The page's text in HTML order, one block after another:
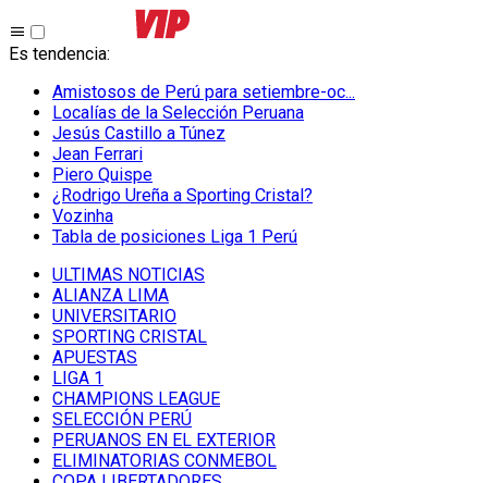
Es tendencia:
Amistosos de Perú para setiembre-oc...
Localías de la Selección Peruana
Jesús Castillo a Túnez
Jean Ferrari
Piero Quispe
¿Rodrigo Ureña a Sporting Cristal?
Vozinha
Tabla de posiciones Liga 1 Perú
ULTIMAS NOTICIAS
ALIANZA LIMA
UNIVERSITARIO
SPORTING CRISTAL
APUESTAS
LIGA 1
CHAMPIONS LEAGUE
SELECCIÓN PERÚ
PERUANOS EN EL EXTERIOR
ELIMINATORIAS CONMEBOL